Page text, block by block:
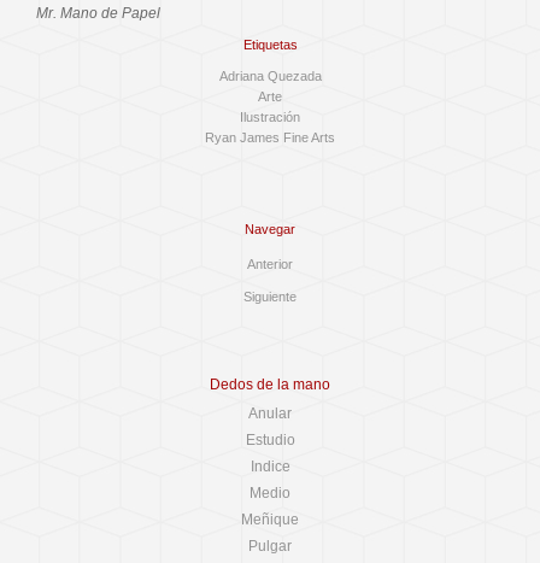
Mr. Mano de Papel
Etiquetas
Adriana Quezada
Arte
Ilustración
Ryan James Fine Arts
Navegar
Anterior
Siguiente
Dedos de la mano
Anular
Estudio
Indice
Medio
Meñique
Pulgar